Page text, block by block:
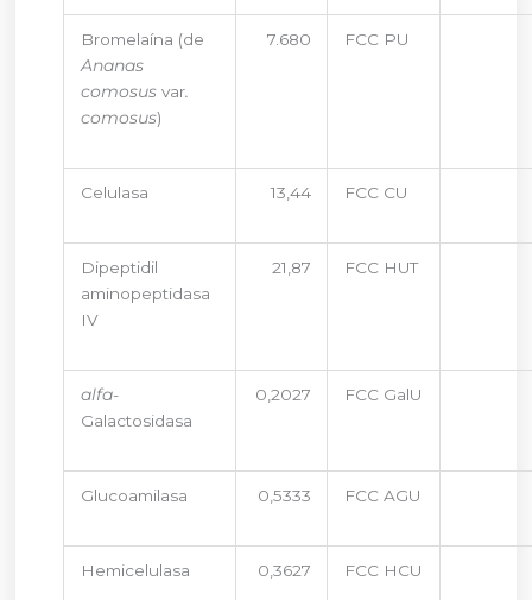
Bromelaína (de
Ananas
comosusvar.
comosus)
7.680 FCC PU
Celulasa 13,44 FCC CU
Dipeptidil
aminopeptidasa
IV
21,87 FCC HUT
alfa-
Galactosidasa
0,2027 FCC GalU
Glucoamilasa 0,5333 FCC AGU
Hemicelulasa 0,3627 FCC HCU